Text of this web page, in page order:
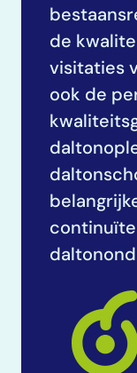
de
visitaties
ook de